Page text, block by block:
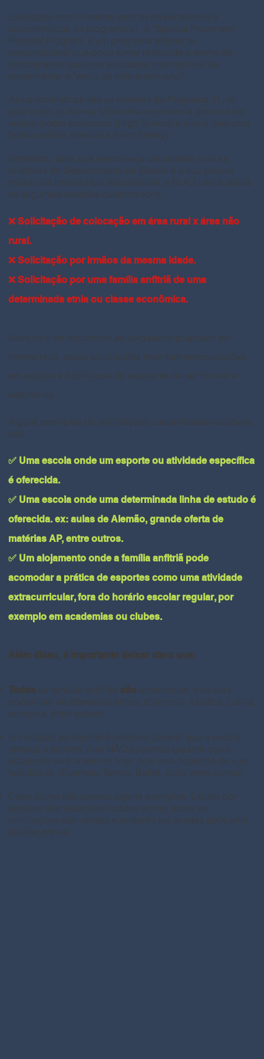
Executado com o mesmo padrão de excelência e
características do programa J1, o “Special Placement
Request Program” é um programa altamente
personalizável que pode tornar realidade o sonho de
praticamente qualquer estudante internacional de
experimentar o "estilo de vida americano"!
As características são as mesmas do Programa J1, no
qual todos os alunos terão uma experiência genuína de
ensino médio americano (High School) e viverá com uma
família anfitriã atenciosa (Host Family).
Entretanto, para que permaneça consistente com as
diretrizes do Departamento de Estado e a sua própria
missão de intercâmbio educacional, a FLAG não aceitará
os seguintes pedidos customizados:
❌ Solicitação de colocação em área rural x área não
rural.
❌ Solicitação por irmãos da mesma idade.
❌ Solicitação por uma família anfitriã de uma
determinada etnia ou classe econômica.
Além de ir de encontram ao verdadeiro propósito do
intercambio, essas solicitações levantam preocupações
em relação a habilidade do estudante de ser flexível e
adaptar-se.
Alguns exemplos de solicitações customizadas razoáveis
são:
✅ Uma escola onde um esporte ou atividade específica
é oferecida.
✅ Uma escola onde uma determinada linha de estudo é
oferecida. ex: aulas de Alemão, grande oferta de
matérias AP, entre outros.
✅ Um alojamento onde a família anfitriã pode
acomodar a prática de esportes como uma atividade
extracurricular, fora do horário escolar regular, por
exemplo em academias ou clubes.
Além disso, é importante deixar claro que:
Todas as famílias anfitriãs são americanas, mas elas
podem ser de diferentes etnias. (Exemplo: Asiática, Latina,
europeia, entre outras).
Em relação ao esporte é possível garantir que a escola
ofereça o esporte, mas NÃO podemos garantir que o
estudante será aceito no time, pois isso depende de sua
habilidade. (Exemplo: Tennis, Ballet, Judô, entre outros).
Estes acima são apenas alguns exemplos. Exceto por
aquelas três situações listadas acima, todas as
solicitações são validas e poderão ser aceitas após uma
análise prévia.